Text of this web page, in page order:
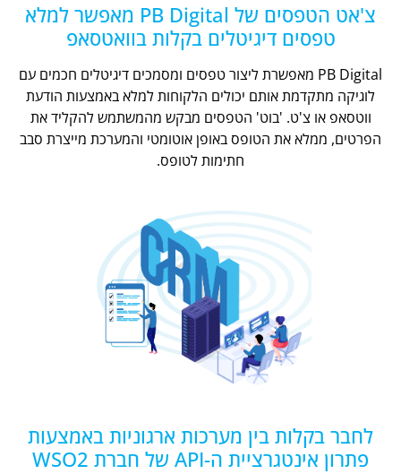
צ'אט הטפסים של PB Digital מאפשר למלא
טפסים דיגיטלים בקלות בוואטסאפ
PB Digital מאפשרת ליצור טפסים ומסמכים דיגיטלים חכמים עם
לוגיקה מתקדמת אותם יכולים הלקוחות למלא באמצעות הודעת
ווטסאפ או צ'ט. 'בוט' הטפסים מבקש מהמשתמש להקליד את
הפרטים, ממלא את הטופס באופן אוטומטי והמערכת מייצרת סבב
חתימות לטופס.
לחבר בקלות בין מערכות ארגוניות באמצעות
פתרון אינטגרציית ה-API של חברת WSO2